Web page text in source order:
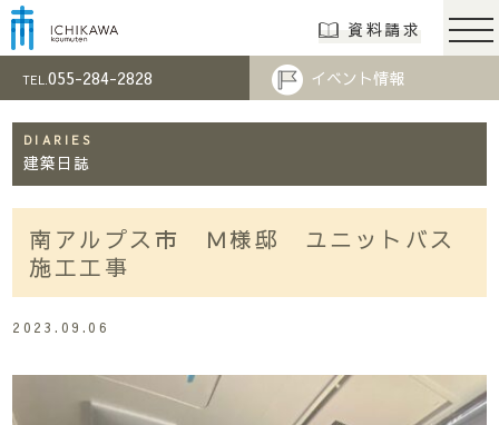
市川工務店 | らしさ
資料請求
TEL.055-284-2828 イベント情報
DIARIES
建築日誌
南アルプス市 Ｍ様邸 ユニットバス
施工工事
2023.09.06